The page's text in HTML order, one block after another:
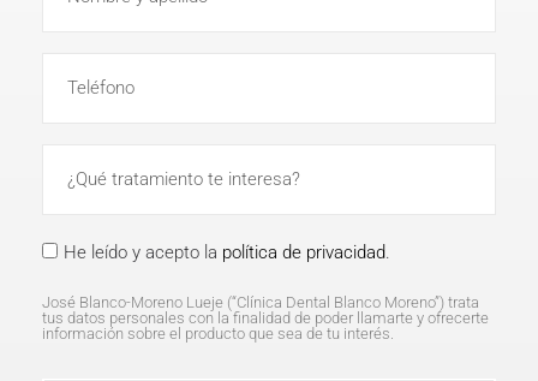
He leído y acepto la política de privacidad.
José Blanco-Moreno Lueje (“Clínica Dental Blanco Moreno”) trata
tus datos personales con la finalidad de poder llamarte y ofrecerte
información sobre el producto que sea de tu interés.